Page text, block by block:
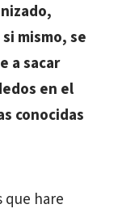
mismo, se
a sacar
en el
conocidas
que hare